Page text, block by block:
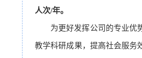
人次/年。
为更好发挥公司的专业优
教学科研成果，提高社会服务